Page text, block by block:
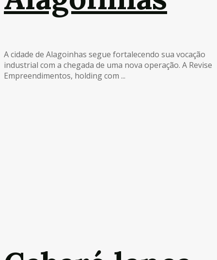
A cidade de Alagoinhas segue fortalecendo sua vocação
industrial com a chegada de uma nova operação. A Revise
Empreendimentos, holding com ...